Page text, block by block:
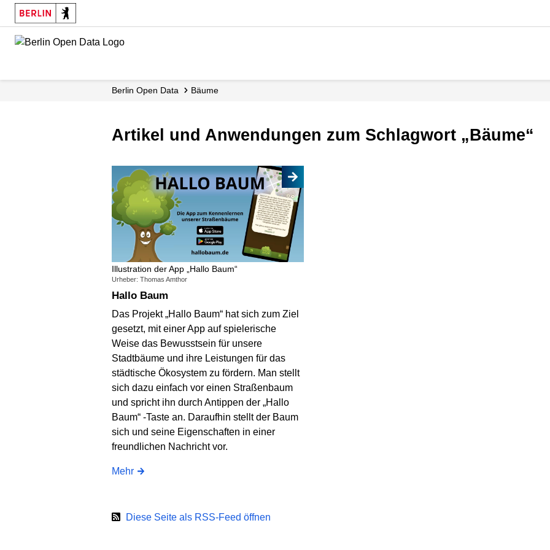
Skip
main
Berlin Open Data Bäume
Artikel und Anwendungen zum Schlagwort „Bäume“
Illustration der App „Hallo Baum“
Urheber: Thomas Amthor
Hallo Baum
Das Projekt „Hallo Baum“ hat sich zum Ziel
gesetzt, mit einer App auf spielerische
Weise das Bewusstsein für unsere
Stadtbäume und ihre Leistungen für das
städtische Ökosystem zu fördern. Man stellt
sich dazu einfach vor einen Straßenbaum
und spricht ihn durch Antippen der „Hallo
Baum“ -Taste an. Daraufhin stellt der Baum
sich und seine Eigenschaften in einer
freundlichen Nachricht vor.
Mehr
Diese Seite als RSS-Feed öffnen